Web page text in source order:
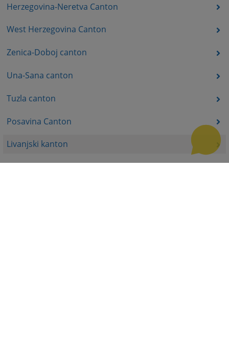
Herzegovina-Neretva Canton
West Herzegovina Canton
Zenica-Doboj canton
Una-Sana canton
Tuzla canton
Posavina Canton
Livanjski kanton